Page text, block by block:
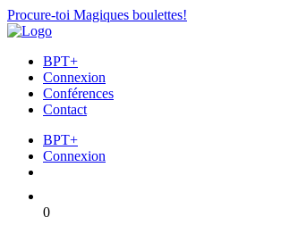
Procure-toi Magiques boulettes!
BPT+
Connexion
Conférences
Contact
BPT+
Connexion
0